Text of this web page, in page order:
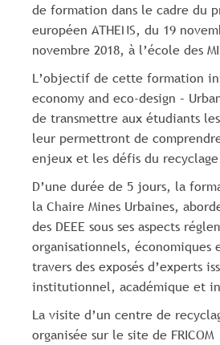
de formation dans le cadre du
européen ATHENS, du 19
novembre 2018, à l’école des
L’objectif de cette formation
economy and eco-design –
de transmettre aux étudiants
leur permettront de
enjeux et les défis du recyclage
D’une durée de 5 jours, la
la Chaire Mines Urbaines,
des DEEE sous ses aspects
organisationnels, économiques
travers des exposés d’experts
institutionnel, académique et
La visite d’un centre de
organisée sur le site de FRICOM